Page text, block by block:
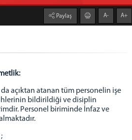
Paylaş A- A+
açıktan atanan tüm personelin işe
bildirildiği ve disiplin
Personel biriminde İnfaz ve